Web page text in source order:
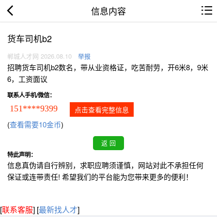
信息内容
货车司机b2
郸城人才网 2026.08.10 举报
招聘货车司机b2数名，带从业资格证，吃苦耐劳，开6米8，9米
6，工资面议
联系人手机/微信：
151****9399 点击查看完整信息
(查看需要10金币)
特此声明：
信息真伪请自行辨别，求职应聘须谨慎，网站对此不承担任何
保证或连带责任! 希望我们的平台能为您带来更多的便利！
[联系客服] [最新找人才]